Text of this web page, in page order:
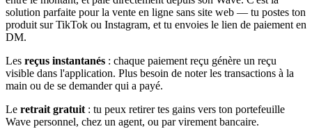
solution parfaite pour la vente en ligne sans site web — tu postes ton
produit sur TikTok ou Instagram, et tu envoies le lien de paiement en
DM.
Les reçus instantanés : chaque paiement reçu génère un reçu
visible dans l'application. Plus besoin de noter les transactions à la
main ou de se demander qui a payé.
Le retrait gratuit : tu peux retirer tes gains vers ton portefeuille
Wave personnel, chez un agent, ou par virement bancaire.